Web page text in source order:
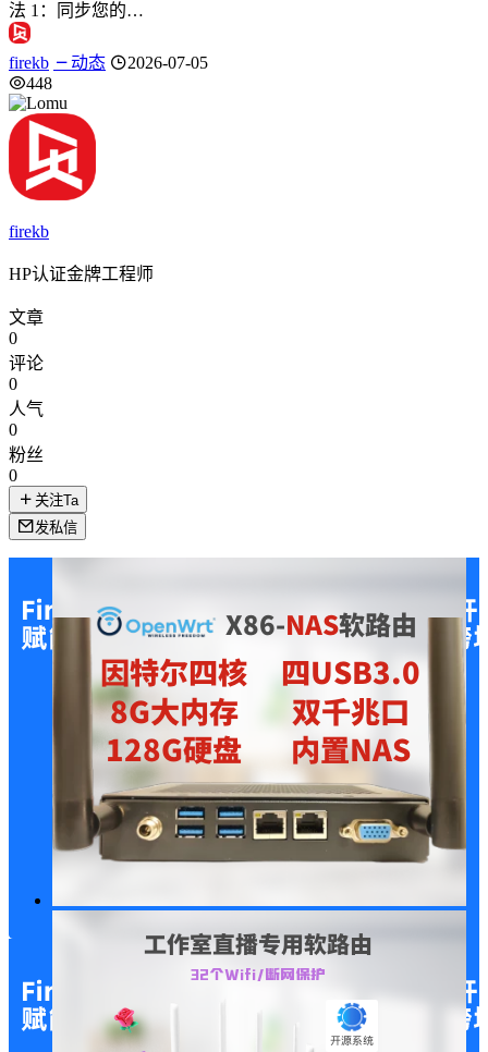
法 1：同步您的…
firekb 动态
2026-07-05
448
firekb
HP认证金牌工程师
文章
0
评论
0
人气
0
粉丝
0
关注Ta
发私信